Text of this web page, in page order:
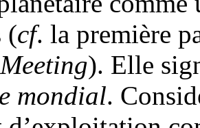
(cf. la première
Meeting). Elle
mondial.